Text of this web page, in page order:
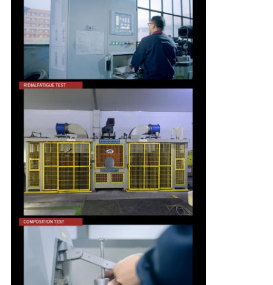
PEÇA
UMAS
CITAÇÕES
MAPA
SITE
PRIVACY
POLICY